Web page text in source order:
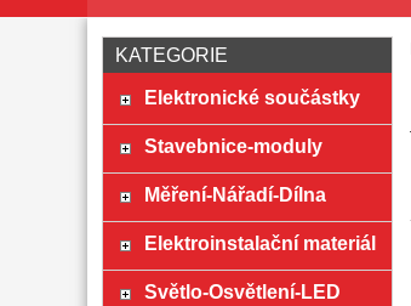
KATEGORIE
Elektronické součástky
Stavebnice-moduly
Měření-Nářadí-Dílna
Elektroinstalační materiál
Světlo-Osvětlení-LED